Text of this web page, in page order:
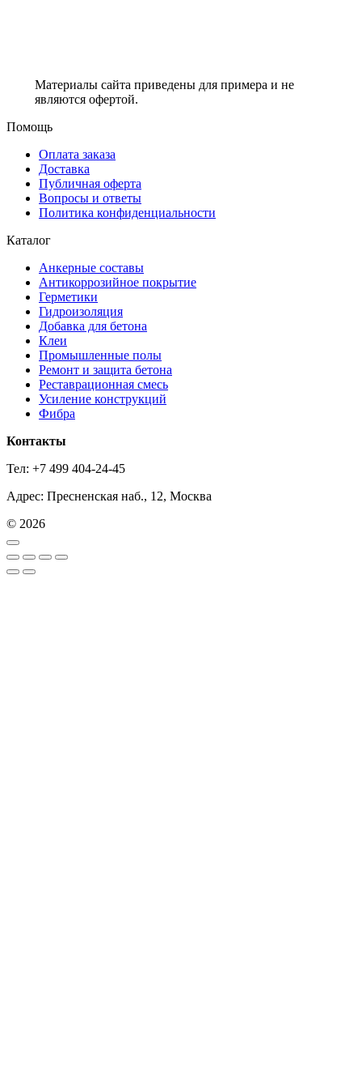
Материалы сайта приведены для примера и не
являются офертой.
Помощь
Оплата заказа
Доставка
Публичная оферта
Вопросы и ответы
Политика конфиденциальности
Каталог
Анкерные составы
Антикоррозийное покрытие
Герметики
Гидроизоляция
Добавка для бетона
Клеи
Промышленные полы
Ремонт и защита бетона
Реставрационная смесь
Усиление конструкций
Фибра
Контакты
Тел: +7 499 404-24-45
Адрес: Пресненская наб., 12, Москва
© 2026